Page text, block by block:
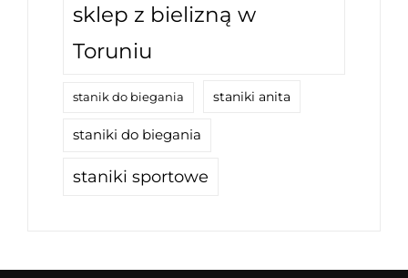
sklep z bielizną w
Toruniu
stanik do biegania staniki anita
staniki do biegania
staniki sportowe